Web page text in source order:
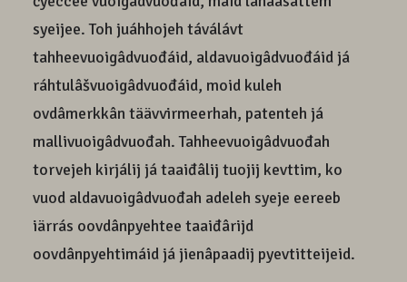
syeijee. Toh juáhhojeh táválávt
tahheevuoigâdvuođáid, aldavuoigâdvuođáid já
ráhtulâšvuoigâdvuođáid, moid kuleh
ovdâmerkkân täävvirmeerhah, patenteh já
mallivuoigâdvuođah. Tahheevuoigâdvuođah
torvejeh kirjálij já taaiđâlij tuojij kevttim, ko
vuod aldavuoigâdvuođah adeleh syeje eereeb
iärrás oovdânpyehtee taaiđârijd
oovdânpyehtimáid já jienâpaadij pyevtitteijeid.